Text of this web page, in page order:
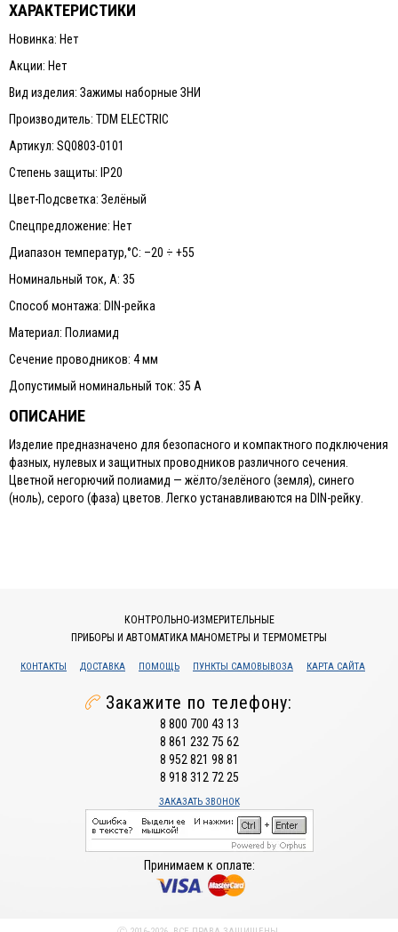
ХАРАКТЕРИСТИКИ
Новинка: Нет
Акции: Нет
Вид изделия: Зажимы наборные ЗНИ
Производитель: TDM ELECTRIC
Артикул: SQ0803-0101
Степень защиты: IP20
Цвет-Подсветка: Зелёный
Спецпредложение: Нет
Диапазон температур,°С: –20 ÷ +55
Номинальный ток, А: 35
Способ монтажа: DIN-рейка
Материал: Полиамид
Сечение проводников: 4 мм
Допустимый номинальный ток: 35 А
ОПИСАНИЕ
Изделие предназначено для безопасного и компактного подключения
фазных, нулевых и защитных проводников различного сечения.
Цветной негорючий полиамид — жёлто/зелёного (земля), синего
(ноль), серого (фаза) цветов. Легко устанавливаются на DIN-рейку.
КОНТРОЛЬНО-ИЗМЕРИТЕЛЬНЫЕ
ПРИБОРЫ И АВТОМАТИКА МАНОМЕТРЫ И ТЕРМОМЕТРЫ
КОНТАКТЫ ДОСТАВКА ПОМОЩЬ ПУНКТЫ САМОВЫВОЗА КАРТА САЙТА
Закажите по телефону:
8 800 700 43 13
8 861 232 75 62
8 952 821 98 81
8 918 312 72 25
ЗАКАЗАТЬ ЗВОНОК
Принимаем к оплате: